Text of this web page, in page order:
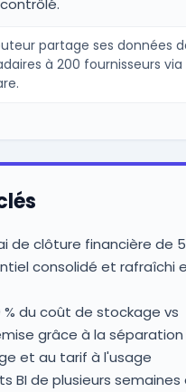
partage ses données
à 200 fournisseurs via
de clôture financière de
consolidé et rafraîchi
% du coût de stockage vs
grâce à la séparation
et au tarif à l'usage
BI de plusieurs semaines